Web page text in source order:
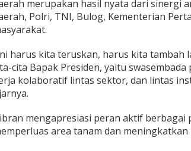
merupakan hasil nyata dari sinergi
Polri, TNI, Bulog, Kementerian
harus kita teruskan, harus kita tambah
cita Bapak Presiden, yaitu swasembada
kolaboratif lintas sektor, dan lintas
mengapresiasi peran aktif berbagai
area tanam dan